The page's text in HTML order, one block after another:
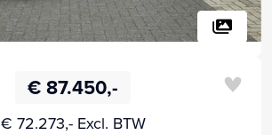
€ 87.450,-
€ 72.273,- Excl. BTW